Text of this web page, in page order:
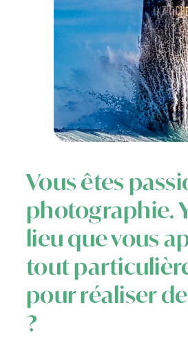
Vous êtes
photographie.
lieu que vous
tout
pour réaliser
?